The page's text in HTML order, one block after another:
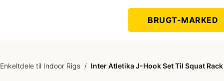
BRUGT-MARKED
Enkeltdele til Indoor Rigs / Inter Atletika J-Hook Set Til Squat Rack